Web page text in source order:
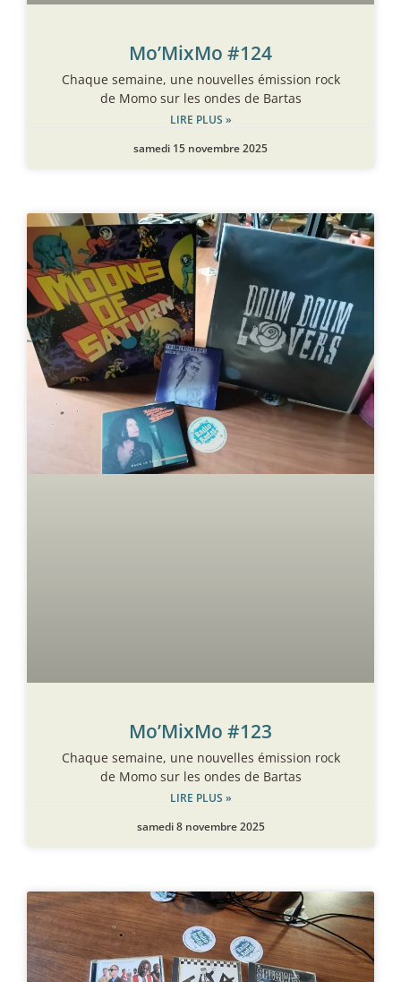
Mo’MixMo #124
Chaque semaine, une nouvelles émission rock
de Momo sur les ondes de Bartas
LIRE PLUS »
samedi 15 novembre 2025
Mo’MixMo #123
Chaque semaine, une nouvelles émission rock
de Momo sur les ondes de Bartas
LIRE PLUS »
samedi 8 novembre 2025